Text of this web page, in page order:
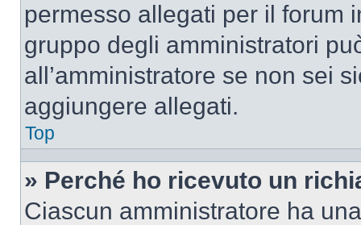
permesso allegati per il forum
gruppo degli amministratori
all’amministratore se non sei
aggiungere allegati.
Top
» Perché ho ricevuto un
Ciascun amministratore ha